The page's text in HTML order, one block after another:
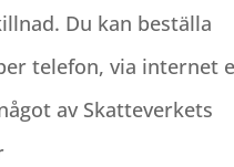
Du kan beställa
telefon, via internet
av Skatteverkets